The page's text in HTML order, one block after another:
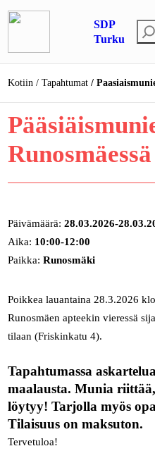
Siirry
sisältöön
SDP
Turku
t
s
i
Kotiin Tapahtumat
Runosmäessä
Päivämäärä: 28.03.2026-
Aika: 10:00-12:00
Paikka: Runosmäki
Poikkea lauantaina 28.3.2026
Runosmäen apteekin vieressä
tilaan (Friskinkatu 4).
Tapahtumassa
maalausta. Munia
löytyy! Tarjolla myös
Tilaisuus on maksuton.
Tervetuloa!